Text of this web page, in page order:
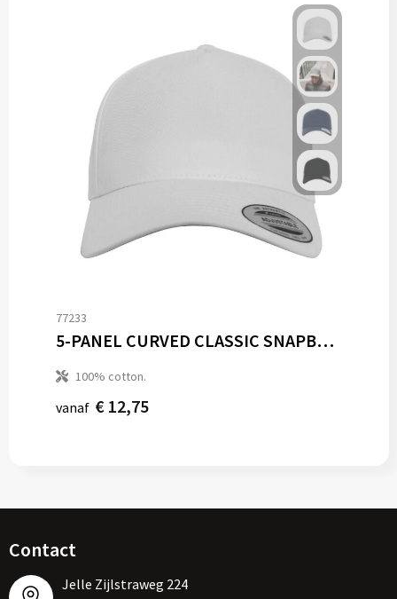
77233
5-PANEL CURVED CLASSIC SNAPBACK
100% cotton.
vanaf € 12,75
Contact
Jelle Zijlstraweg 224